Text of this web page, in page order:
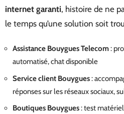
internet garanti, histoire de ne
le temps qu’une solution soit
Assistance Bouygues Telecom:
automatisé, chat disponible
Service client Bouygues:
réponses sur les réseaux sociaux,
Boutiques Bouygues: test